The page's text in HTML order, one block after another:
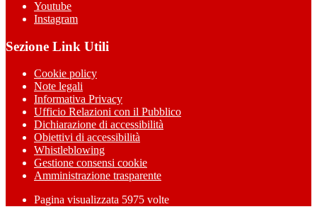
Youtube
Instagram
Sezione Link Utili
Cookie policy
Note legali
Informativa Privacy
Ufficio Relazioni con il Pubblico
Dichiarazione di accessibilità
Obiettivi di accessibilità
Whistleblowing
Gestione consensi cookie
Amministrazione trasparente
Pagina visualizzata 5975 volte